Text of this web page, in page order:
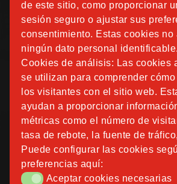
de este sitio, como proporcionar
sesión seguro o ajustar sus
consentimiento. Estas cookies no
ningún dato personal
Cookies de análisis: Las cookies
se utilizan para comprender
los visitantes con el sitio web.
ayudan a proporcionar
métricas como el número de
tasa de rebote, la fuente de
Puede configurar las cookies
preferencias aquí:
Aceptar cookies necesarias
Aceptar cookies necesarias
Aviso Legal
Política de Privacidad
Política de Cookies
Información Adicional
CANAL DE DENUNCIAS